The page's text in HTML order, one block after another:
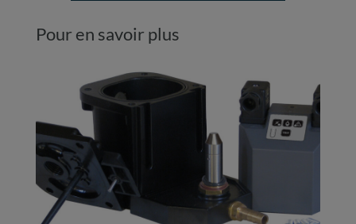
Pour en savoir plus